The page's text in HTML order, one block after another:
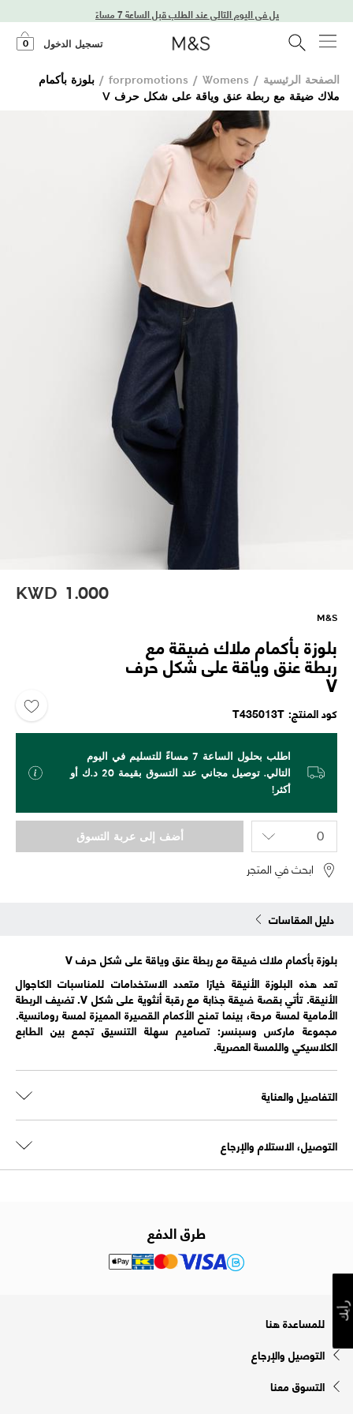
توصيل في اليوم التالي عند الطلب قبل الساعة 7 مساءً
تسجيل الدخول 0
الصفحة الرئيسية /
forpromotions / Womens
/ بلوزة بأكمام
ملاك ضيقة مع ربطة عنق وياقة على شكل حرف V
KWD 1.000
M&S
بلوزة بأكمام ملاك ضيقة مع
ربطة عنق وياقة على شكل حرف
V
كود المنتج T435013T
اطلب بحلول الساعة 7 مساءً للتسليم في اليوم
التالي. توصيل مجاني عند التسوق بقيمة 20 د.ك أو
أكثر!
أضف إلى عربة التسوق
ابحث في المتجر
دليل المقاسات
بلوزة بأكمام ملاك ضيقة مع ربطة عنق وياقة على شكل حرف V
تعد هذه البلوزة الأنيقة خيارًا متعدد الاستخدامات للمناسبات الكاجوال
الأنيقة. تأتي بقصة ضيقة جذابة مع رقبة أنثوية على شكل V. تضيف الربطة
الأمامية لمسة مرحة، بينما تمنح الأكمام القصيرة المميزة لمسة رومانسية.
مجموعة ماركس وسبنسر: تصاميم سهلة التنسيق تجمع بين الطابع
الكلاسيكي واللمسة العصرية.
التفاصيل والعناية
التوصيل، الاستلام والإرجاع
طرق الدفع
للمساعدة هنا
التوصيل والإرجاع
التسوق معنا
رأيك